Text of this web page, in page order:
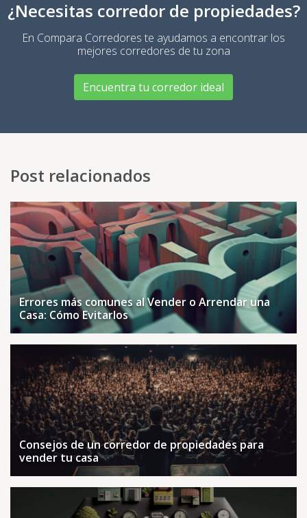
¿Necesitas corredor de propiedades?
En Compara Corredores te ayudamos a encontrar los
mejores corredores de tu zona
Encuentra tu corredor ideal
Post relacionados
Errores más comunes al Vender o Arrendar una
Casa: Cómo Evitarlos
Consejos de un corredor de propiedades para
vender tu casa